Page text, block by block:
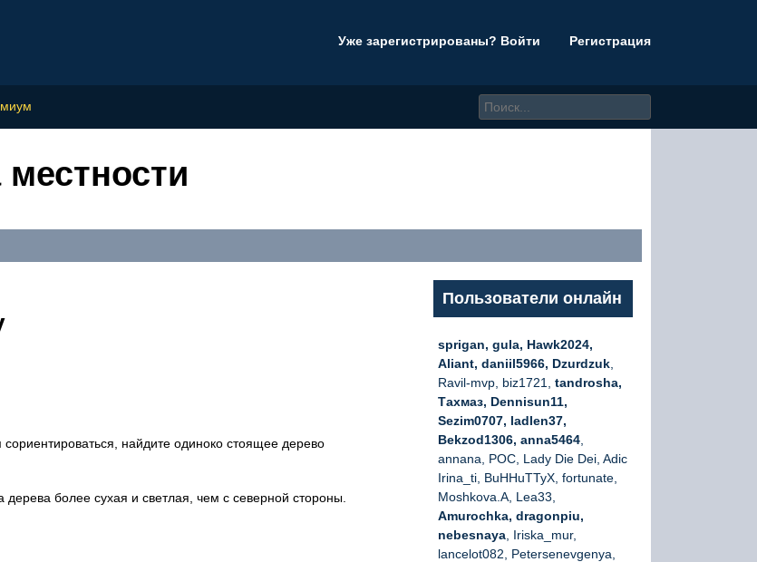
Уже зарегистрированы? Войти Регистрация
найдите одиноко стоящее дерево
более сухая и светлая, чем с северной стороны.
Пользователи онлайн
sprigan, gula, Hawk2024,
Aliant, daniil5966, Dzurdzuk
Ravil-mvp, biz1721, tandrosha,
Тахмаз, Dennisun11,
Sezim0707, ladlen37,
Bekzod1306, anna5464
annana, РОС, Lady Die Dei, Adic
Irina_ti, BuHHuTTyX, fortunate,
Moshkova.A, Lea33,
Amurochka, dragonpiu,
nebesnaya , Iriska_mur,
lancelot082, Petersenevgenya,